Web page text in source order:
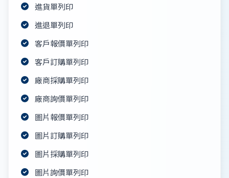
進貨單列印
進退單列印
客戶報價單列印
客戶訂購單列印
廠商採購單列印
廠商詢價單列印
圖片報價單列印
圖片訂購單列印
圖片採購單列印
圖片詢價單列印